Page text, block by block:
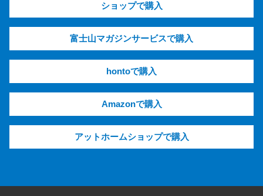
ショップで購入
富士山マガジンサービスで購入
hontoで購入
Amazonで購入
アットホームショップで購入